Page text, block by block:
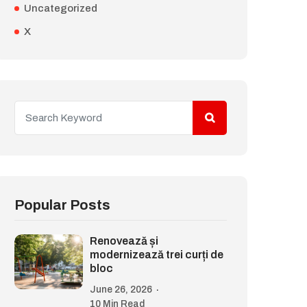
Uncategorized
X
Popular Posts
Renovează și
modernizează trei curți de
bloc
June 26, 2026
10 Min Read